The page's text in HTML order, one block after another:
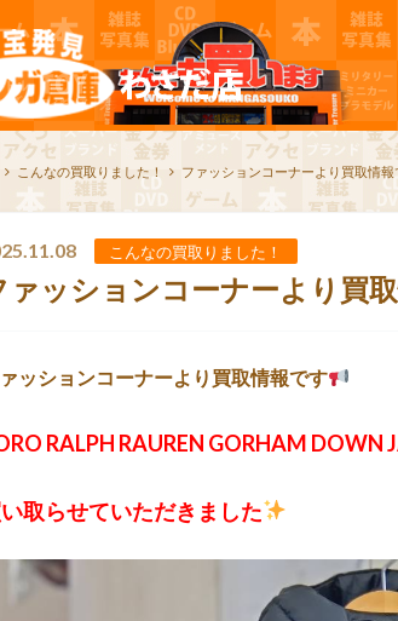
こんなの買取りました！ ファッションコーナーより買取情報
こんなの買取りました！
ァッションコーナーより買
ッションコーナーより買取情報です
RALPH RAUREN GORHAM DOWN
取らせていただきました